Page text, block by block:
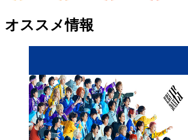
オススメ情報